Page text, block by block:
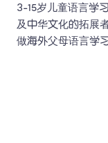
3-15岁儿童语言学
及中华文化的拓展
做海外父母语言学